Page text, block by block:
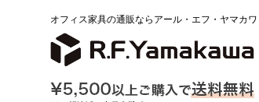
オフィス家具の通販ならアール・エフ・ヤマカワ